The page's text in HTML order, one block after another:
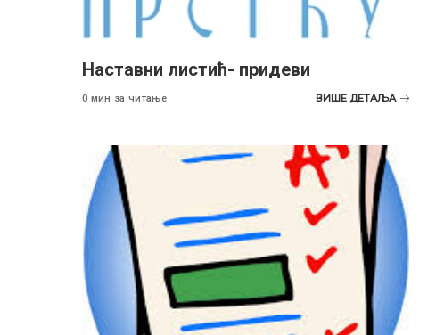
Наставни листић- придеви
0 мин за читање ВИШЕ ДЕТАЉА